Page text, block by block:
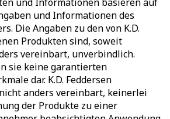
und Informationen des
Die Angaben zu den von K.D.
Produkten sind, soweit
vereinbart, unverbindlich.
sie keine garantierten
dar. K.D. Feddersen
anders vereinbart, keinerlei
der Produkte zu einer